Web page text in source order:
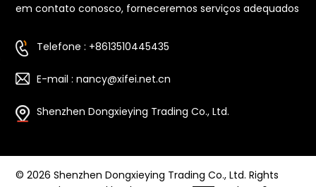
em contato conosco, forneceremos serviços adequados
Telefone : +8613510445435
E-mail : nancy@xifei.net.cn
Shenzhen Dongxieying Trading Co., Ltd.
© 2026 Shenzhen Dongxieying Trading Co., Ltd. Rights